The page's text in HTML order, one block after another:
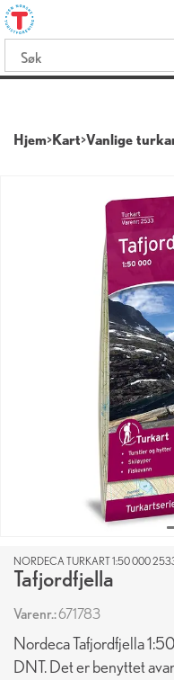
Hjem>Kart>Vanlige
NORDECA TURKART 1:50 000
Tafjordfjella
Varenr.:671783
Nordeca Tafjordfjella
DNT. Det er benyttet